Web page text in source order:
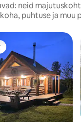
neid
puhtuse ja muu